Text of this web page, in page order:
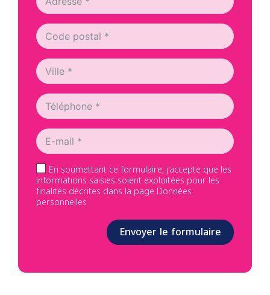
En soumettant ce formulaire, j'accepte que les
informations saisies soient exploitées pour les
finalités décrites dans la page Données
personnelles
Envoyer le formulaire